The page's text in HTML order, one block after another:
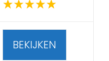
BEKIJKEN